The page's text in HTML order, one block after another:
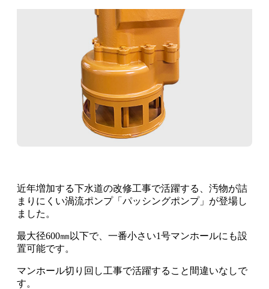
近年増加する下水道の改修工事で活躍する、汚物が詰
まりにくい渦流ポンプ「パッシングポンプ」が登場し
ました。
最大径600㎜以下で、一番小さい1号マンホールにも設
置可能です。
マンホール切り回し工事で活躍すること間違いなしで
す。